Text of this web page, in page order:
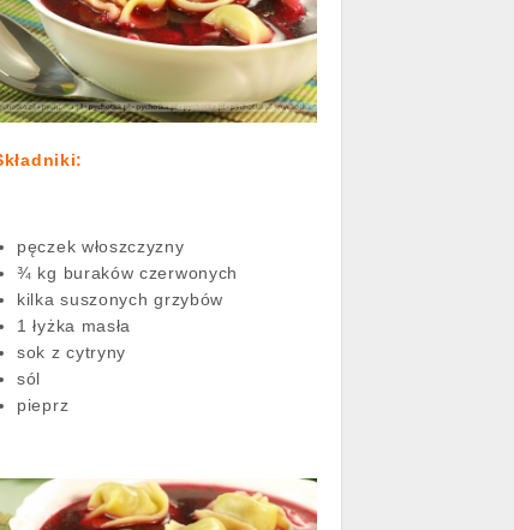
pęczek włoszczyzny
¾ kg buraków czerwonych
kilka suszonych grzybów
1 łyżka masła
sok z cytryny
sól
pieprz